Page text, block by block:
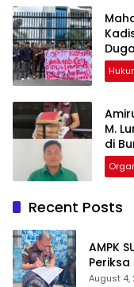
M.
di
Recent Posts
AMPK
August 4,